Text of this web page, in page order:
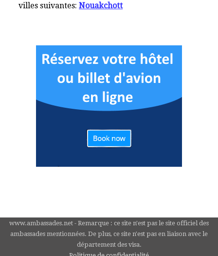
villes suivantes:Nouakchott
www.ambassades.net - Remarque : ce site n'est pas le site officiel des
ambassades mentionnées. De plus, ce site n'est pas en liaison avec le
département des visa.